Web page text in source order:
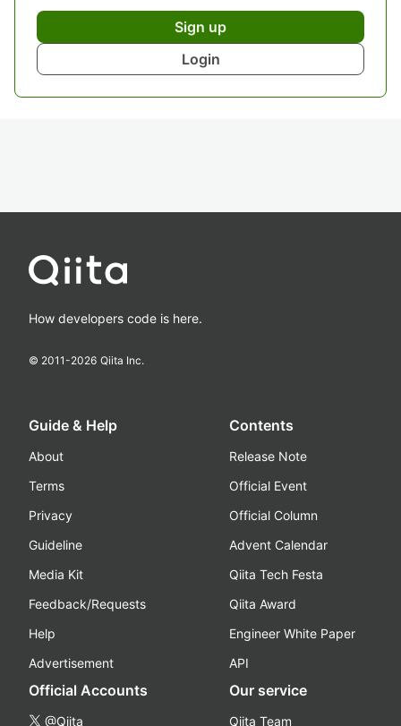
Sign up
Login
How developers code is here.
© 2011-2026 Qiita Inc.
Guide & Help
About
Terms
Privacy
Guideline
Media Kit
Feedback/Requests
Help
Advertisement
Contents
Release Note
Official Event
Official Column
Advent Calendar
Qiita Tech Festa
Qiita Award
Engineer White Paper
API
Official Accounts
@Qiita
Our service
Qiita Team